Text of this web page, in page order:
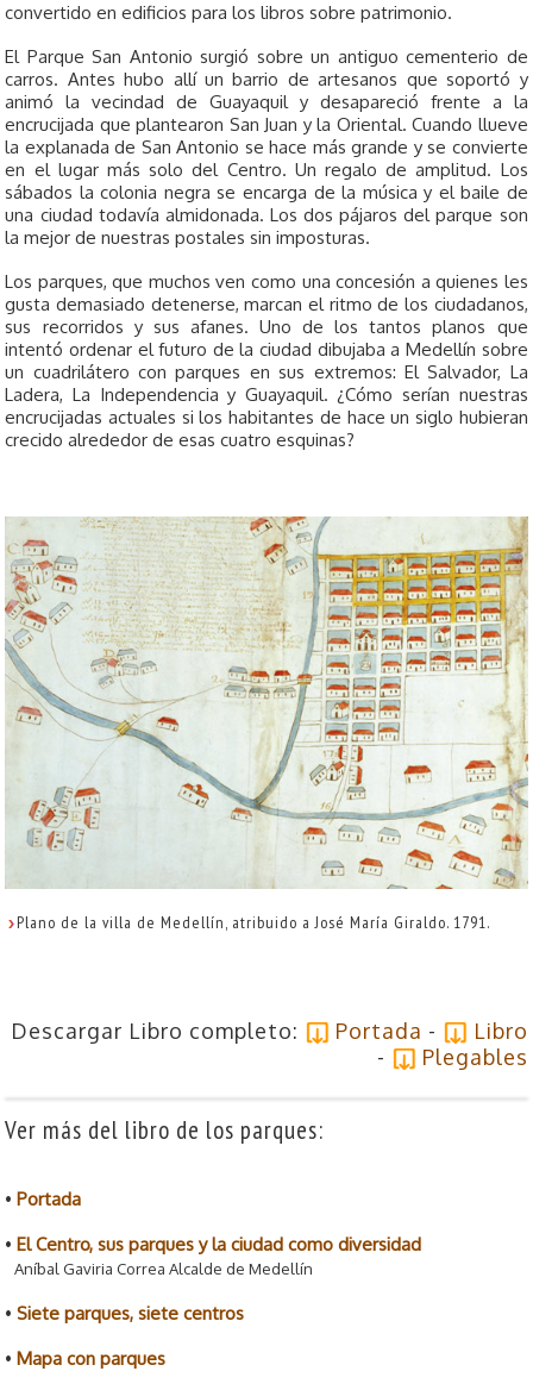
convertido en edificios para los libros sobre patrimonio.
El Parque San Antonio surgió sobre un antiguo cementerio de
carros. Antes hubo allí un barrio de artesanos que soportó y
animó la vecindad de Guayaquil y desapareció frente a la
encrucijada que plantearon San Juan y la Oriental. Cuando llueve
la explanada de San Antonio se hace más grande y se convierte
en el lugar más solo del Centro. Un regalo de amplitud. Los
sábados la colonia negra se encarga de la música y el baile de
una ciudad todavía almidonada. Los dos pájaros del parque son
la mejor de nuestras postales sin imposturas.
Los parques, que muchos ven como una concesión a quienes les
gusta demasiado detenerse, marcan el ritmo de los ciudadanos,
sus recorridos y sus afanes. Uno de los tantos planos que
intentó ordenar el futuro de la ciudad dibujaba a Medellín sobre
un cuadrilátero con parques en sus extremos: El Salvador, La
Ladera, La Independencia y Guayaquil. ¿Cómo serían nuestras
encrucijadas actuales si los habitantes de hace un siglo hubieran
crecido alrededor de esas cuatro esquinas?
Plano de la villa de Medellín, atribuido a José María Giraldo. 1791.
Descargar Libro completo: Portada -
Libro
-
Plegables
Ver más del libro de los parques:
•Portada
•El Centro, sus parques y la ciudad como diversidad
Aníbal Gaviria Correa Alcalde de Medellín
•Siete parques, siete centros
•Mapa con parques